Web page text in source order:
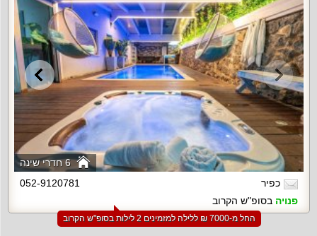
6 חדרי שינה
כפיר
052-9120781
פנויה בסופ"ש הקרוב
החל מ-‏7000 ₪ ללילה למזמינים 2 לילות בסופ"ש הקרוב